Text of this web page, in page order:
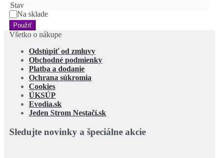
Stav
Na sklade
Použiť
Všetko o nákupe
Odstúpiť od zmluvy
Obchodné podmienky
Platba a dodanie
Ochrana súkromia
Cookies
ÚKSÚP
Evodia.sk
Jeden Strom Nestačí.sk
Sledujte novinky a špeciálne akcie